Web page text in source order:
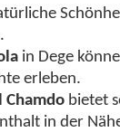
in Dege
erleben.
Chamdo bietet
in der